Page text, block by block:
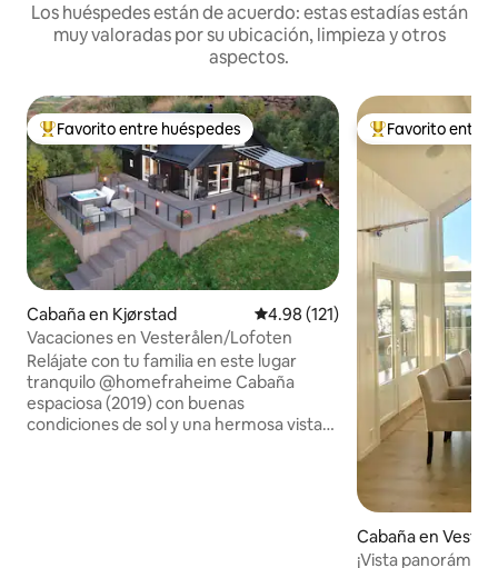
Los huéspedes están de acuerdo: estas estadías están
muy valoradas por su ubicación, limpieza y otros
aspectos.
Favorito entre huéspedes preferido
Favorito entre huéspedes
Cabaña en Kjørstad Calificación promedio: 4.98 de
4.98 (121)
Vacaciones en Vesterålen/Lofoten
Relájate con tu familia en este lugar
tranquilo @homefraheime Cabaña
espaciosa (2019) con buenas
condiciones de sol y una hermosa vista
Favorito entre
Favorito entre
Cabaña en
¡Vista